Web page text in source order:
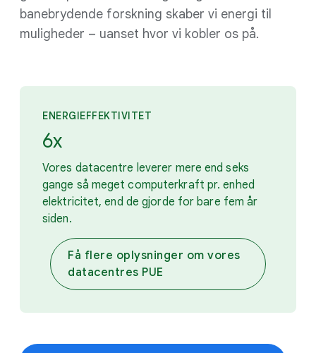
banebrydende forskning skaber vi energi til
muligheder – uanset hvor vi kobler os på.
ENERGIEFFEKTIVITET
6x
Vores datacentre leverer mere end seks
gange så meget computerkraft pr. enhed
elektricitet, end de gjorde for bare fem år
siden.
Få flere oplysninger om vores
datacentres PUE